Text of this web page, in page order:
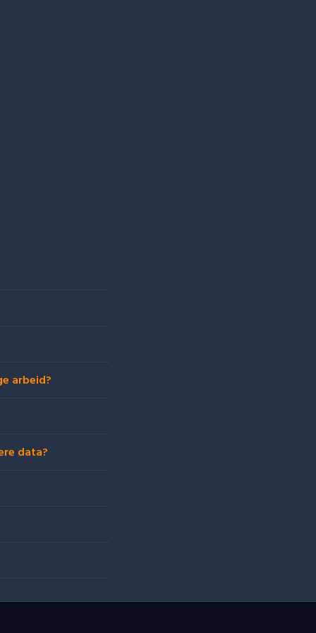
arbeid?
data?